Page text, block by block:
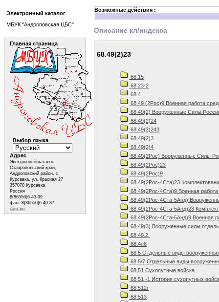
Возможные действия :
Описание кл/индекса
68.49(2)23
68.15
68.23-2
68.4
68.49 (2Рос)9 Военная работа
68.49(2) Вооруженные Силы
68.49(2)24
68.49(2)243
68.49(2)3
68.49(2)4
68.49(2Рос) Вооруженные Силы
68.49(2Рос)23
68.49(2Рос)9
68.49(2Рос-4Ста)23
68.49(2Рос-4Ста)9 Военная
68.49(2Рос-4Ста-5Анд)
68.49(2Рос-4Ста-5Анд)23
68.49(2Рос-4Ста-5Анд)9 Военная
68.49(3) Вооруженные силы
68.49.2.
68.4я6
68.5 Отдельные виды
68.5/7 Отдельные виды
68.51 Сухопутные войска
68.51 -1 История сухопутных
68.512г
68.513
Электронный каталог
МБУК "Андроповская ЦБС"
Главная страница
Выбор языка
Адрес
Электронный каталог
Ставропольский край,
Андроповский район, с.
Курсавка, ул. Красная 27
357070 Курсавка
Россия
8(86556)6-43-99
факс 8(86556)6-40-87
контакт